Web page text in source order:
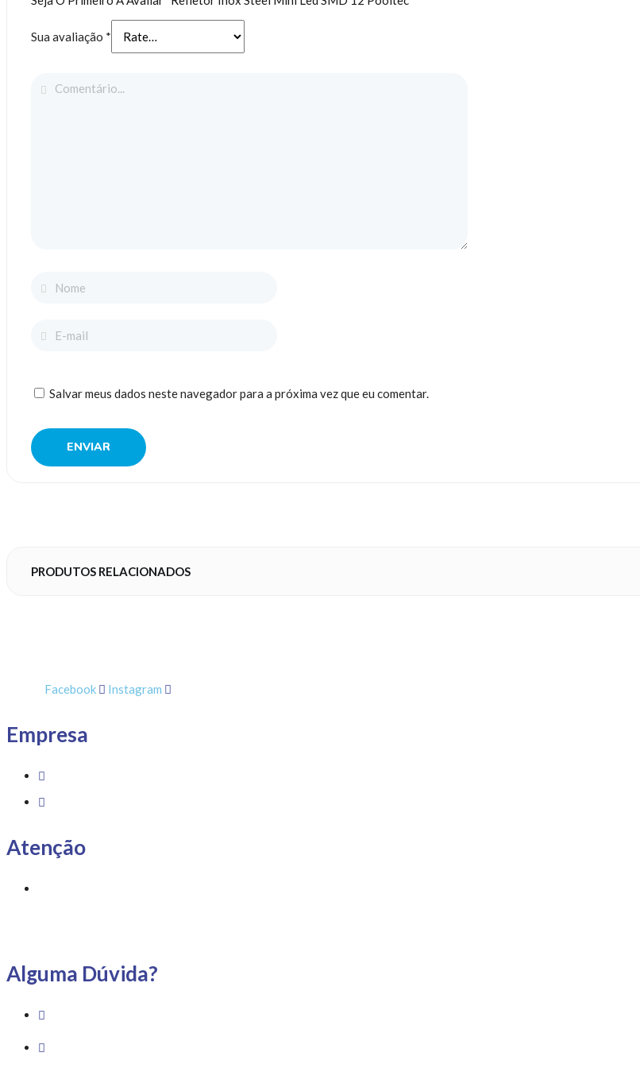
Sua avaliação *
Salvar meus dados neste navegador para a próxima vez que eu comentar.
PRODUTOS RELACIONADOS
Facebook Instagram
Empresa
Atenção
Alguma Dúvida?